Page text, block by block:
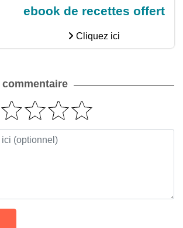
ebook de recettes offert
Cliquez ici